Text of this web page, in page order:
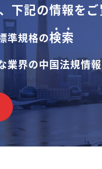
下記の情報を
準規格の検索
業界の中国法規情